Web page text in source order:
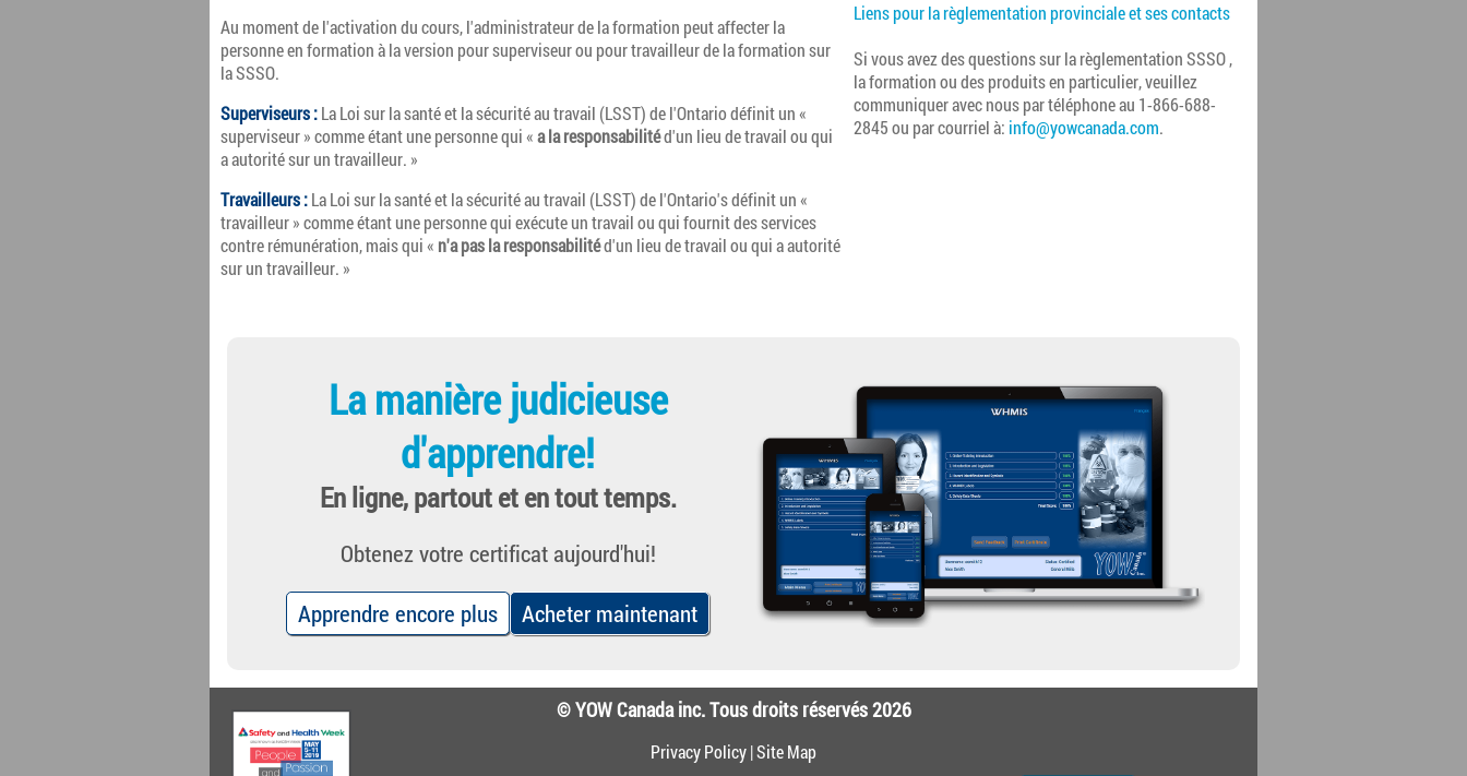
Au moment de l'activation du cours, l'administrateur de la formation peut affecter la
personne en formation à la version pour superviseur ou pour travailleur de la formation sur
la SSSO.
Superviseurs :La Loi sur la santé et la sécurité au travail (LSST) de l'Ontario définit un «
superviseur » comme étant une personne qui «a la responsabilitéd'un lieu de travail ou qui
a autorité sur un travailleur. »
Travailleurs :La Loi sur la santé et la sécurité au travail (LSST) de l'Ontario's définit un «
travailleur » comme étant une personne qui exécute un travail ou qui fournit des services
contre rémunération, mais qui « n'a pas la responsabilitéd'un lieu de travail ou qui a autorité
sur un travailleur. »
Liens pour la règlementation provinciale et ses contacts
Si vous avez des questions sur la règlementationSSSO,
la formation ou des produits en particulier, veuillez
communiquer avec nous par téléphone au 1-866-688-
2845 ou par courriel à: info@yowcanada.com.
La manière judicieuse
d'apprendre!
En ligne, partout et en tout temps.
Obtenez votre certificat aujourd'hui!
Apprendre encore plus
Acheter maintenant
© YOW Canada inc. Tous droits réservés 2026
Privacy Policy|Site Map